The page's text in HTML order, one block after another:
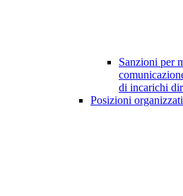
Sanzioni per
di incarichi
Posizioni